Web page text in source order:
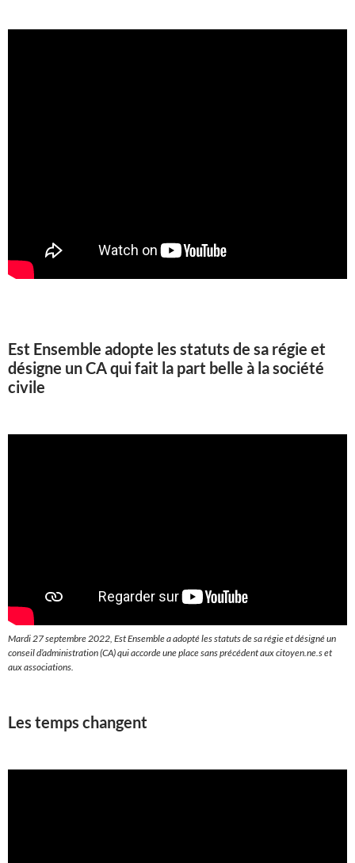
Est Ensemble adopte les statuts de sa régie et
désigne un CA qui fait la part belle à la société
civile
Mardi 27 septembre 2022, Est Ensemble a adopté les statuts de sa régie et désigné un
conseil d’administration (CA) qui accorde une place sans précédent aux citoyen.ne.s et
aux associations.
Les temps changent